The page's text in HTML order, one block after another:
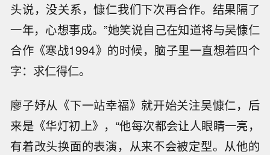
头说，没关系，慷仁我们下次再合作。结果隔了
一年，心想事成。”她笑说自己在知道将与吴慷仁
合作《寒战1994》的时候，脑子里一直想着四个
字：求仁得仁。
廖子妤从《下一站幸福》就开始关注吴慷仁，后
来是《华灯初上》，“他每次都会让人眼睛一亮，
有着改头换面的表演，从来不会被定型。从他的